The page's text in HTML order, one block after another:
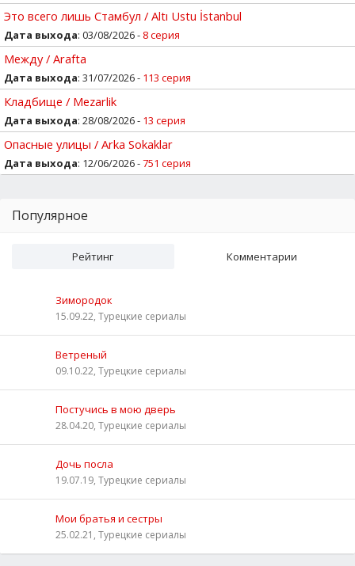
Это всего лишь Стамбул / Altı Ustu İstanbul
Дата выхода: 03/08/2026 - 8 серия
Между / Arafta
Дата выхода: 31/07/2026 - 113 серия
Кладбище / Mezarlik
Дата выхода: 28/08/2026 - 13 серия
Опасные улицы / Arka Sokaklar
Дата выхода: 12/06/2026 -751 серия
Популярное
Рейтинг Комментарии
Зимородок
15.09.22, Турецкие сериалы
Ветреный
09.10.22, Турецкие сериалы
Постучись в мою дверь
28.04.20, Турецкие сериалы
Дочь посла
19.07.19, Турецкие сериалы
Мои братья и сестры
25.02.21, Турецкие сериалы